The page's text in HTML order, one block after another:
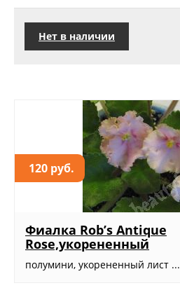
Нет в наличии
120 руб.
Фиалка Rob’s Antique
Rose,укорененный
полумини, укорененный лист ...